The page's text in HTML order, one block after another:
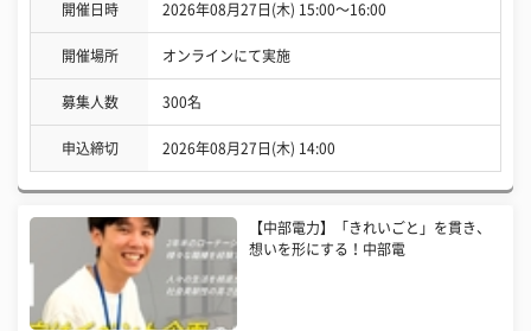
開催日時 2026年08月27日(木) 15:00〜16:00
開催場所 オンラインにて実施
募集人数 300名
申込締切 2026年08月27日(木) 14:00
【中部電力】「きれいごと」を貫き、
想いを形にする！中部電